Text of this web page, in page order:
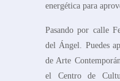
energética para
Pasando por calle
del Ángel. Puedes
de Arte
el Centro de